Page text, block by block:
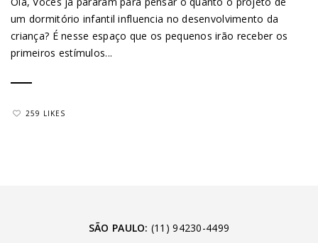
um dormitório infantil influencia no desenvolvimento da
criança? É nesse espaço que os pequenos irão receber os
primeiros estímulos...
259 LIKES
SÃO PAULO: (11) 94230-4499